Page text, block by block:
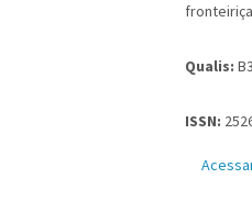
fronteiriça
Qualis: B3
ISSN: